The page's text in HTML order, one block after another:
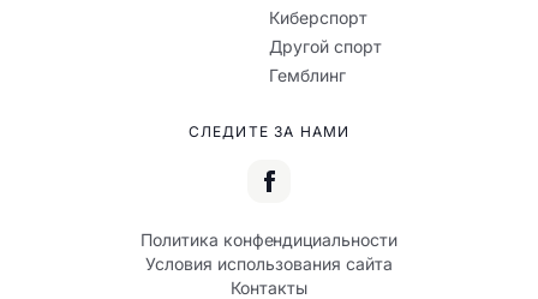
Киберспорт
Другой спорт
Гемблинг
СЛЕДИТЕ ЗА НАМИ
Политика конфендициальности
Условия использования сайта
Контакты